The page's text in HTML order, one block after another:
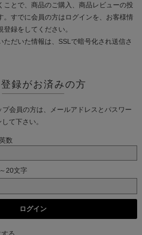
ことで、商品のご購入、商品レビューの投
。すでに会員の方はログインを、お客様情
録をしてください。
だいた情報は、SSLで暗号化され送信さ
録がお済みの方
会員の方は、メールアドレスとパスワー
て下さい。
数
20文字
る